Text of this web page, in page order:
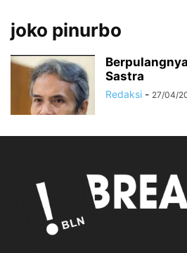
joko pinurbo
Sastra
Redaksi - 27/04/